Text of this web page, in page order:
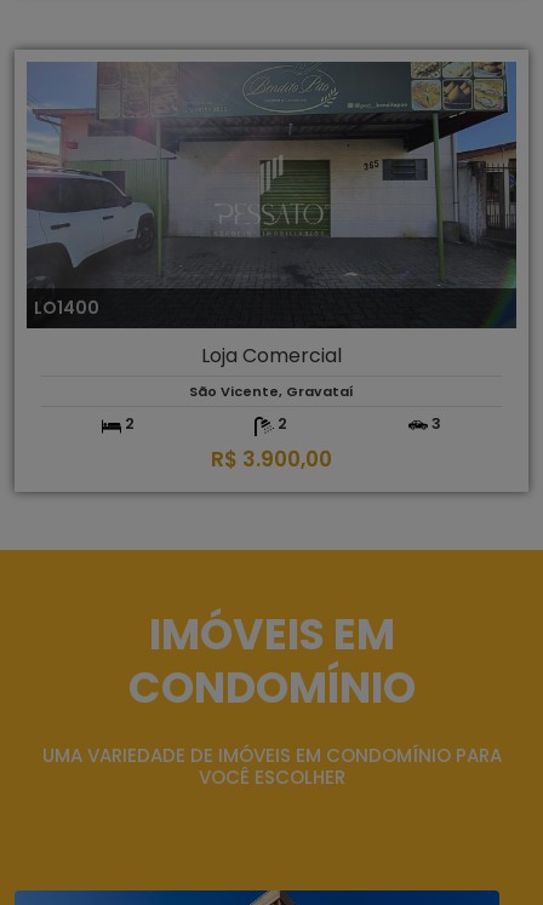
LO1400
Loja Comercial
São Vicente, Gravataí
2 2 3
R$ 3.900,00
IMÓVEIS EM
CONDOMÍNIO
UMA VARIEDADE DE IMÓVEIS EM CONDOMÍNIO PARA
VOCÊ ESCOLHER